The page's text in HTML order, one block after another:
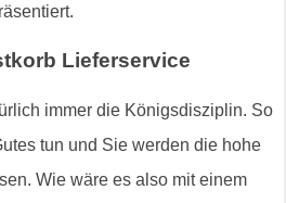
Lieferservice
immer die Königsdisziplin. So
tun und Sie werden die hohe
Wie wäre es also mit einem